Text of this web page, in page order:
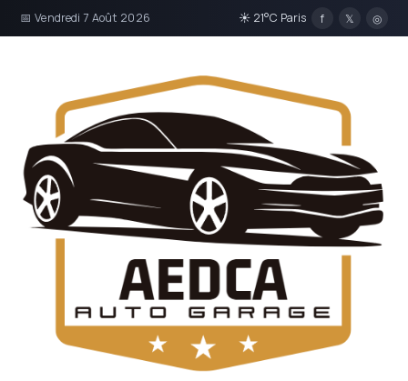
📅 Vendredi 7 Août 2026 ☀ 21°C Paris f 𝕏 ◎